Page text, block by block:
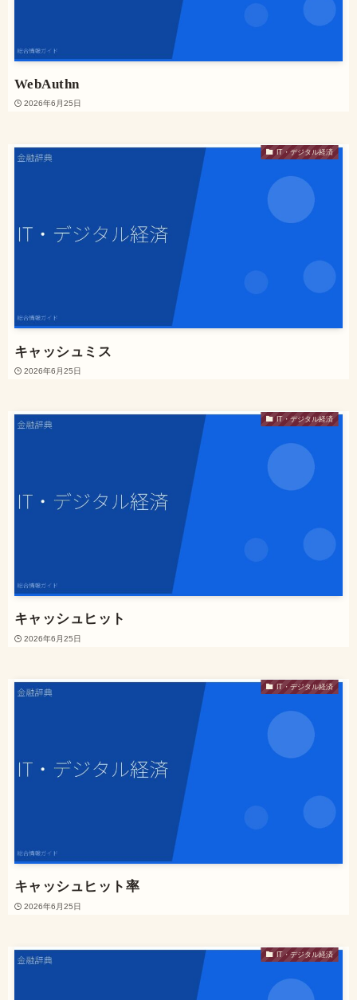
WebAuthn
2026年6月25日
IT・デジタル経済
キャッシュミス
2026年6月25日
IT・デジタル経済
キャッシュヒット
2026年6月25日
IT・デジタル経済
キャッシュヒット率
2026年6月25日
IT・デジタル経済